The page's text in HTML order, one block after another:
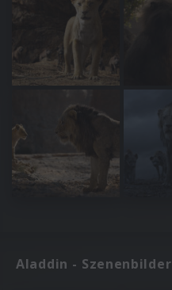
Aladdin - Szenenbilder